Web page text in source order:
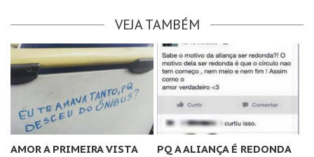
VEJA TAMBÉM
AMOR A PRIMEIRA VISTA PQ A ALIANÇA É REDONDA